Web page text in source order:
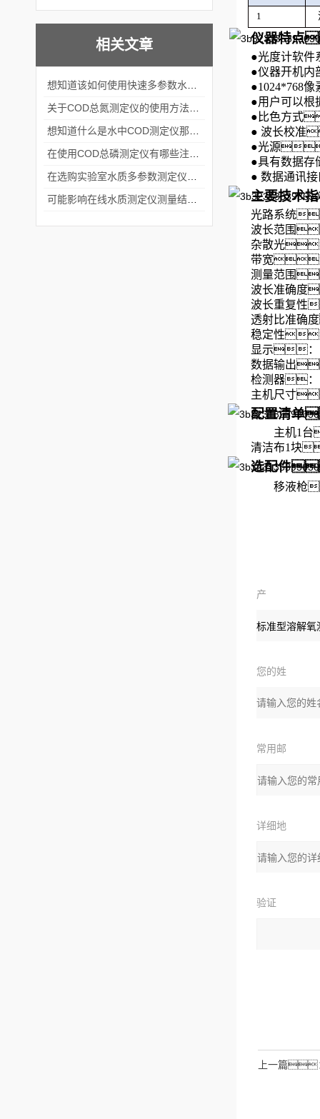
相关文章
1
仪器特
●光度计软
●仪器开机内
●1024*768
●用户可以根
● 比色方式
● 波长校准
●光源
●具有数据
● 数据通讯
主要技术
光路系
波长范围
杂散光
带宽
测量范围
波长准确
波长重复
透射比准确
稳定性
显示
数据输出
检测器
主机尺寸
配置清单
主机1
清洁布1块
选配件
移液枪
产
品：
您的姓
名：
常用邮
箱
详细地
址：
验证
如：
上一篇